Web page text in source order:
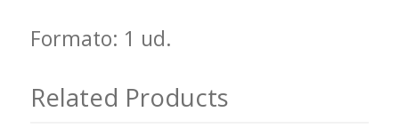
Formato: 1 ud.
Related Products